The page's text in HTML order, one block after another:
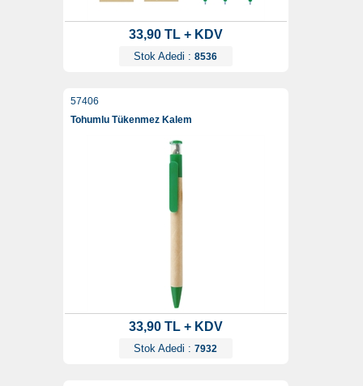
33,90 TL + KDV
Stok Adedi : 8536
57406
Tohumlu Tükenmez Kalem
33,90 TL + KDV
Stok Adedi : 7932